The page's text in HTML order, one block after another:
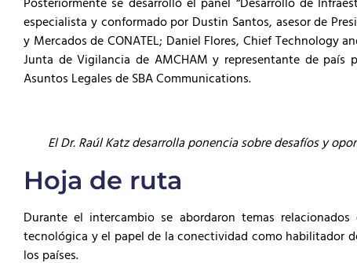
Posteriormente se desarrolló el panel “Desarrollo de
especialista y conformado por Dustin Santos, asesor de
y Mercados de CONATEL; Daniel Flores, Chief Technology
Junta de Vigilancia de AMCHAM y representante de
Asuntos Legales de SBA Communications.
El Dr. Raúl Katz desarrolla ponencia sobre desafíos y
Hoja de ruta
Durante el intercambio se abordaron temas
tecnológica y el papel de la conectividad como habilitador
los países.